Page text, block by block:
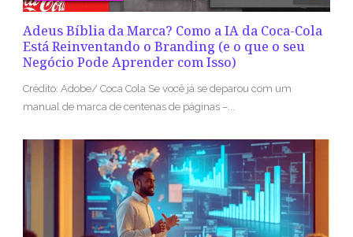
Adeus Bíblia da Marca? Como a IA da Coca-Cola
Está Reinventando o Branding (e o que o seu
Negócio Pode Aprender com Isso)
Crédito: Adobe/ Coca Cola Se você já se deparou com um
manual de marca de centenas de páginas –...